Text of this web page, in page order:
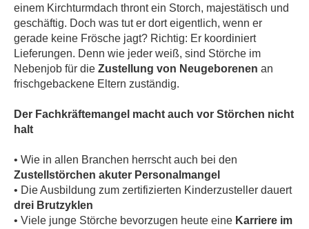
einem Kirchturmdach thront ein Storch, majestätisch und
geschäftig. Doch was tut er dort eigentlich, wenn er
gerade keine Frösche jagt? Richtig: Er koordiniert
Lieferungen. Denn wie jeder weiß, sind Störche im
Nebenjob für die Zustellung von Neugeborenen an
frischgebackene Eltern zuständig.
Der Fachkräftemangel macht auch vor Störchen nicht
halt
• Wie in allen Branchen herrscht auch bei den
Zustellstörchen akuter Personalmangel
• Die Ausbildung zum zertifizierten Kinderzusteller dauert
drei Brutzyklen
• Viele junge Störche bevorzugen heute eine Karriere im